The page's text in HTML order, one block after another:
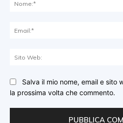
Salva il mio nome, email e sito
la prossima volta che commento.